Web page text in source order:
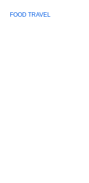
FOOD TRAVEL